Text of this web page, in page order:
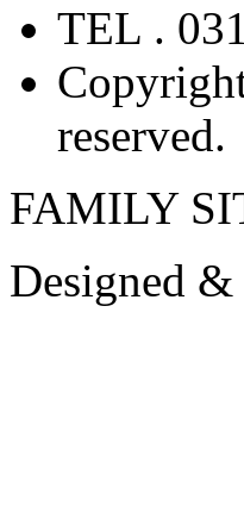
TEL .
reserved.
FAMILY
Designed